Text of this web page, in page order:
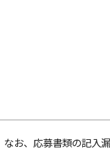
お、応募書類の記入